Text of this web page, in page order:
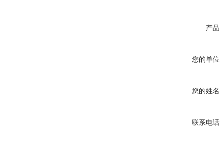
产品
您的单位
您的姓名
联系电话